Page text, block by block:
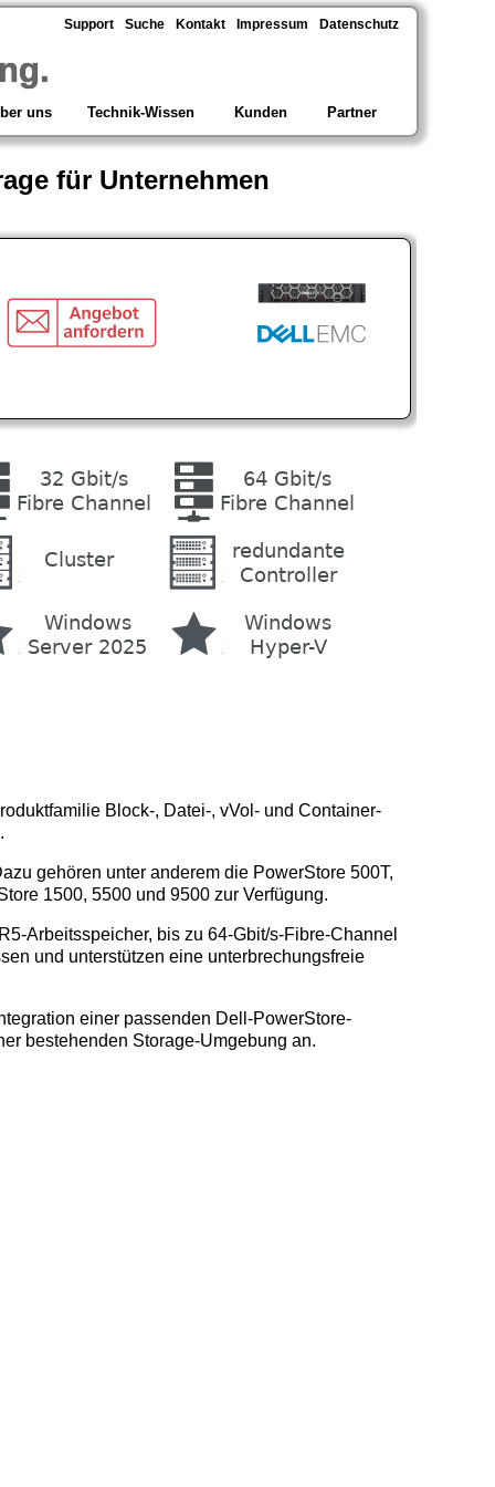
Support Suche Kontakt Impressum Datenschutz
uns Technik-Wissen Kunden Partner
für Unternehmen
Block-, Datei-, vVol- und Container-
gehören unter anderem die PowerStore 500T,
1500, 5500 und 9500 zur Verfügung.
Arbeitsspeicher, bis zu 64-Gbit/s-Fibre-Channel
und unterstützen eine unterbrechungsfreie
einer passenden Dell-PowerStore-
bestehenden Storage-Umgebung an.